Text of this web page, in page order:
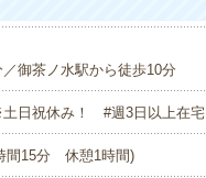
御茶ノ水駅から徒歩10分
日祝休み！ #週3日以上在宅
間15分 休憩1時間)